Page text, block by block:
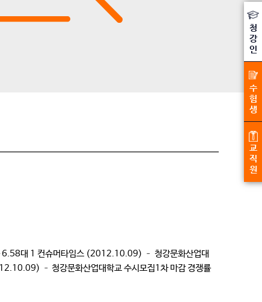
대 1 컨슈머타임스 (2012.10.09) – 청강문화산업대
– 청강문화산업대학교 수시모집1차 마감 경쟁률
청
강
인
수
험
생
교
직
원